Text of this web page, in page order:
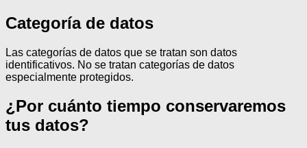
Categoría de datos
Las categorías de datos que se tratan son datos
identificativos. No se tratan categorías de datos
especialmente protegidos.
¿Por cuánto tiempo conservaremos
tus datos?